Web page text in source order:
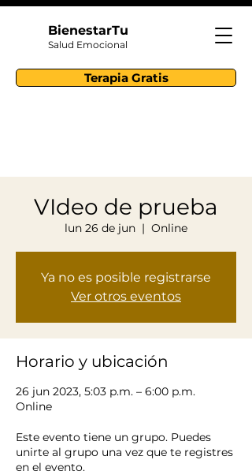
BienestarTu
Terapia Gratis
Salud Emocional
VIdeo de prueba
lun 26 de jun
  |
Online
Ya no es posible registrarse
Ver otros eventos
Horario y ubicación
26 jun 2023, 5:03 p.m. – 6:00 p.m.
Online
Este evento tiene un grupo. Puedes
unirte al grupo una vez que te registres
en el evento.